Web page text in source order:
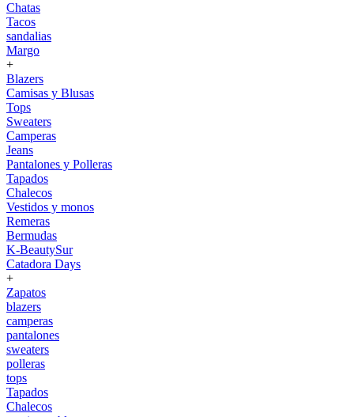
Chatas
Tacos
sandalias
Margo
+
Blazers
Camisas y Blusas
Tops
Sweaters
Camperas
Jeans
Pantalones y Polleras
Tapados
Chalecos
Vestidos y monos
Remeras
Bermudas
K-BeautySur
Catadora Days
+
Zapatos
blazers
camperas
pantalones
sweaters
polleras
tops
Tapados
Chalecos